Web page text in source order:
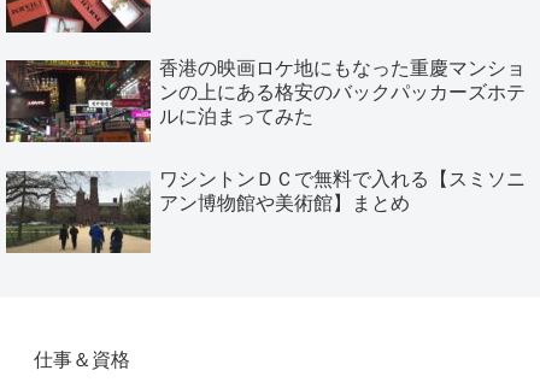
香港の映画ロケ地にもなった重慶マンショ
ンの上にある格安のバックパッカーズホテ
ルに泊まってみた
ワシントンＤＣで無料で入れる【スミソニ
アン博物館や美術館】まとめ
仕事＆資格